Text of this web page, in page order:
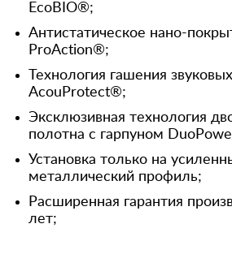
EcoBIO®;
Антистатическое нано-
ProAction®;
Технология гашения
AcouProtect®;
Эксклюзивная технология
полотна с гарпуном
Установка только на
металлический профиль;
Расширенная гарантия
лет;